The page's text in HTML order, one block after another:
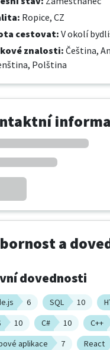
: Ropice, CZ
cestovat: V okolí
znalosti: Čeština,
Polština
a
dovednosti
6 SQL 10
10 C# 10 C++
aplikace
7 React